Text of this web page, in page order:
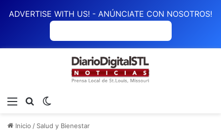
ADVERTISE WITH US! - ANÚNCIATE CON NOSOTROS!
Menú Buscar
Inicio / Salud y Bienestar